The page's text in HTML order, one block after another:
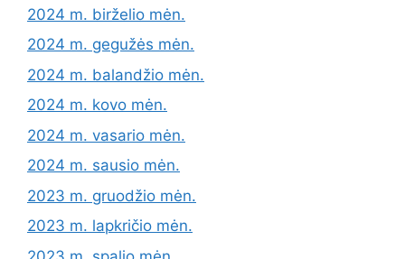
2024 m. birželio mėn.
2024 m. gegužės mėn.
2024 m. balandžio mėn.
2024 m. kovo mėn.
2024 m. vasario mėn.
2024 m. sausio mėn.
2023 m. gruodžio mėn.
2023 m. lapkričio mėn.